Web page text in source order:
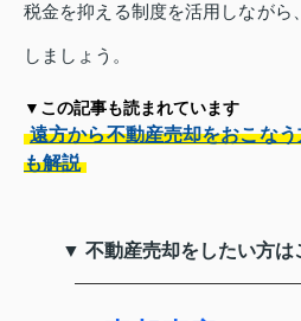
税金を抑える制度を活用しながら
しましょう。
▼この記事も読まれています
遠方から不動産売却をおこな
も解説
▼ 不動産売却をしたい方